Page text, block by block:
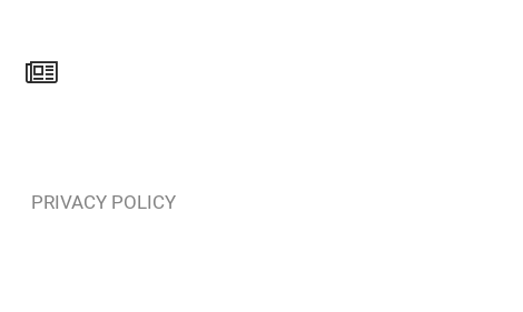
PRIVACY POLICY